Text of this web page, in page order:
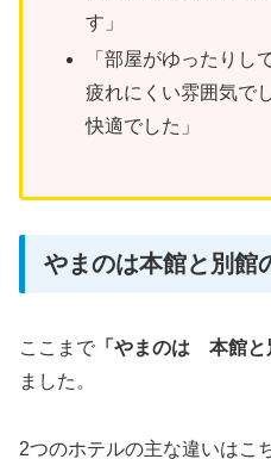
す」
「部屋がゆったりし
疲れにくい雰囲気で
快適でした」
やまのは本館と別
ここまで 「やまのは 本館と
ました。
2つのホテルの主な違いはこ